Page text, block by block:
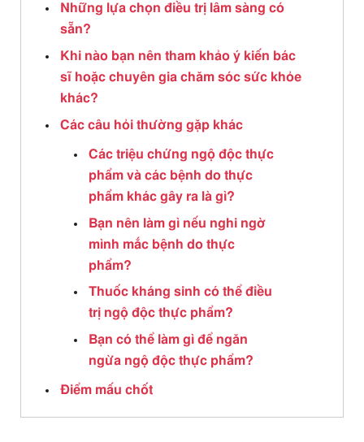
Những lựa chọn điều trị lâm sàng có
sẵn?
Khi nào bạn nên tham khảo ý kiến ​​bác
sĩ hoặc chuyên gia chăm sóc sức khỏe
khác?
Các câu hỏi thường gặp khác
Các triệu chứng ngộ độc thực
phẩm và các bệnh do thực
phẩm khác gây ra là gì?
Bạn nên làm gì nếu nghi ngờ
mình mắc bệnh do thực
phẩm?
Thuốc kháng sinh có thể điều
trị ngộ độc thực phẩm?
Bạn có thể làm gì để ngăn
ngừa ngộ độc thực phẩm?
Điểm mấu chốt